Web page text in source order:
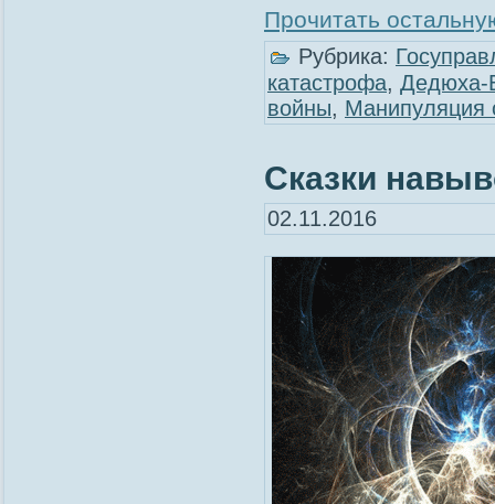
Прочитать
Рубрика:
катастрофа, Дедюха-
войны, Манипуляция
Сказки
02.11.2016